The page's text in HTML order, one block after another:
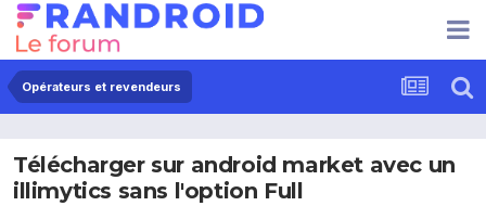
Opérateurs et revendeurs
Télécharger sur android market avec un
illimytics sans l'option Full